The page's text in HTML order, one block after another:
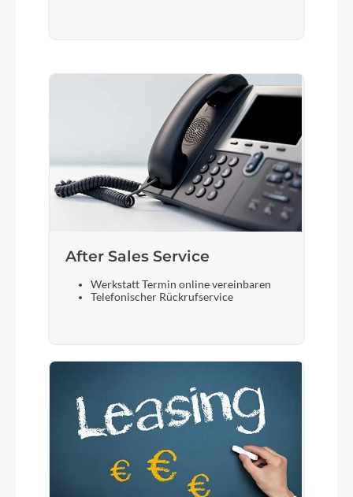
After Sales Service
Werkstatt Termin online vereinbaren
Telefonischer Rückrufservice